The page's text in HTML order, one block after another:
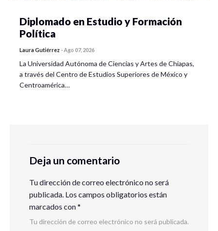
Diplomado en Estudio y Formación
Política
Laura Gutiérrez -Ago 07, 2026
La Universidad Autónoma de Ciencias y Artes de Chiapas,
a través del Centro de Estudios Superiores de México y
Centroamérica…
Deja un comentario
Tu dirección de correo electrónico no será
publicada. Los campos obligatorios están
marcados con*
Tu dirección de correo electrónico no será publicada.